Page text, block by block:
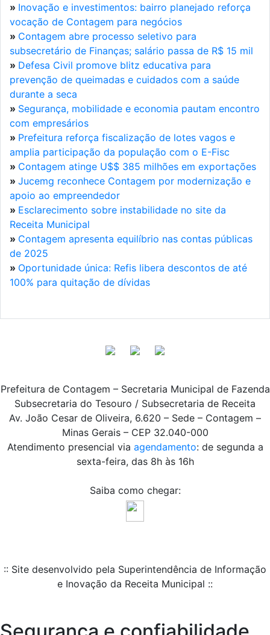
» Inovação e investimentos: bairro planejado reforça
vocação de Contagem para negócios
» Contagem abre processo seletivo para
subsecretário de Finanças; salário passa de R$ 15 mil
» Defesa Civil promove blitz educativa para
prevenção de queimadas e cuidados com a saúde
durante a seca
» Segurança, mobilidade e economia pautam encontro
com empresários
» Prefeitura reforça fiscalização de lotes vagos e
amplia participação da população com o E-Fisc
» Contagem atinge U$$ 385 milhões em exportações
» Jucemg reconhece Contagem por modernização e
apoio ao empreendedor
» Esclarecimento sobre instabilidade no site da
Receita Municipal
» Contagem apresenta equilíbrio nas contas públicas
de 2025
» Oportunidade única: Refis libera descontos de até
100% para quitação de dívidas
Prefeitura de Contagem – Secretaria Municipal de Fazenda
Subsecretaria do Tesouro / Subsecretaria de Receita
Av. João Cesar de Oliveira, 6.620 – Sede – Contagem –
Minas Gerais – CEP 32.040-000
Atendimento presencial via agendamento: de segunda a
sexta-feira, das 8h às 16h
Saiba como chegar:
:: Site desenvolvido pela Superintendência de Informação
e Inovação da Receita Municipal ::